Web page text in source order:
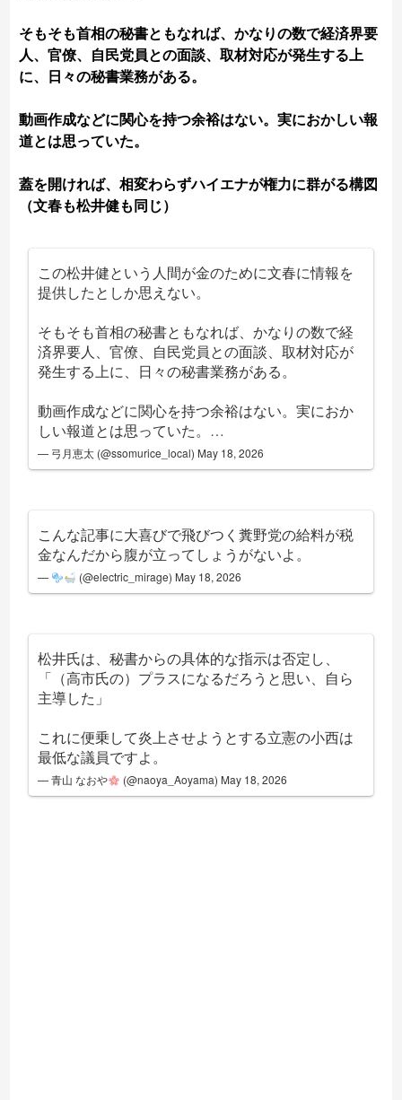
そもそも首相の秘書ともなれば、かなりの数で経済界要
人、官僚、自民党員との面談、取材対応が発生する上
に、日々の秘書業務がある。
動画作成などに関心を持つ余裕はない。実におかしい報
道とは思っていた。
蓋を開ければ、相変わらずハイエナが権力に群がる構図
（文春も松井健も同じ）
この松井健という人間が金のために文春に情報を
提供したとしか思えない。
そもそも首相の秘書ともなれば、かなりの数で経
済界要人、官僚、自民党員との面談、取材対応が
発生する上に、日々の秘書業務がある。
動画作成などに関心を持つ余裕はない。実におか
しい報道とは思っていた。…
— 弓月恵太 (@ssomurice_local) May 18, 2026
こんな記事に大喜びで飛びつく糞野党の給料が税
金なんだから腹が立ってしょうがないよ。
— (@electric_mirage) May 18, 2026
松井氏は、秘書からの具体的な指示は否定し、
「（高市氏の）プラスになるだろうと思い、自ら
主導した」
これに便乗して炎上させようとする立憲の小西は
最低な議員ですよ。
— 青山 なおや (@naoya_Aoyama) May 18, 2026